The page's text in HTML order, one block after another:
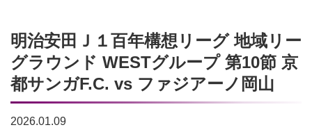
明治安田Ｊ１百年構想リーグ 地域リー
グラウンド WESTグループ 第10節 京
都サンガF.C. vs ファジアーノ岡山
2026.01.09